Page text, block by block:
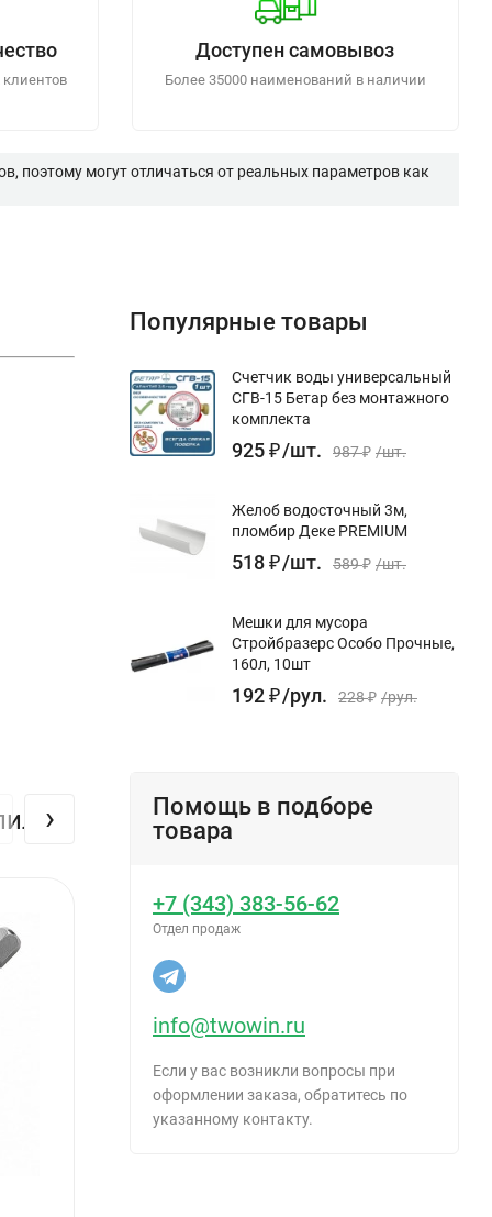
Доступен самовывоз
Более 35000 наименований в наличии
поэтому могут отличаться от реальных параметров как
›
Популярные товары
Счетчик воды универсальный
СГВ-15 Бетар без монтажного
комплекта
925₽/шт. 987₽ /шт.
Желоб водосточный 3м,
пломбир Деке PREMIUM
518₽/шт. 589₽ /шт.
Мешки для мусора
Стройбразерс Особо Прочные,
160л, 10шт
192₽/рул. 228₽ /рул.
Помощь в подборе
товара
+7 (343) 383-56-62
Отдел продаж
info@twowin.ru
Если у вас возникли вопросы при
оформлении заказа, обратитесь по
указанному контакту.